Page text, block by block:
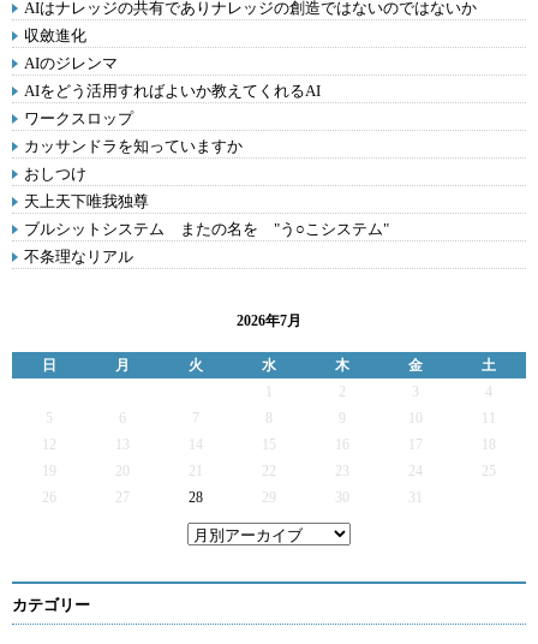
AIはナレッジの共有でありナレッジの創造ではないのではないか
収斂進化
AIのジレンマ
AIをどう活用すればよいか教えてくれるAI
ワークスロップ
カッサンドラを知っていますか
おしつけ
天上天下唯我独尊
ブルシットシステム またの名を "う○こシステム"
不条理なリアル
2026年7月
日 月 火 水 木 金
土
2 3
4
5
6 7 9
12
13 14 15 16 17
19
20 21 22 23 24
25
26
27 28 29 30 31
カテゴリー